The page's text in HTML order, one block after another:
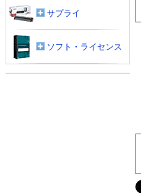
サプライ
ソフト・ライセンス